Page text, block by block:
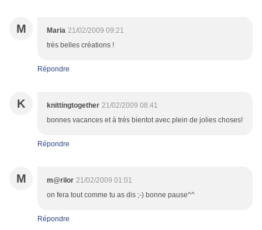
M Maria 21/02/2009 09:21
très belles créations !
Répondre
K knittingtogether 21/02/2009 08:41
bonnes vacances et à trés bientot avec plein de jolies choses!
Répondre
M m@rilor 21/02/2009 01:01
on fera tout comme tu as dis ;-) bonne pause^^
Répondre